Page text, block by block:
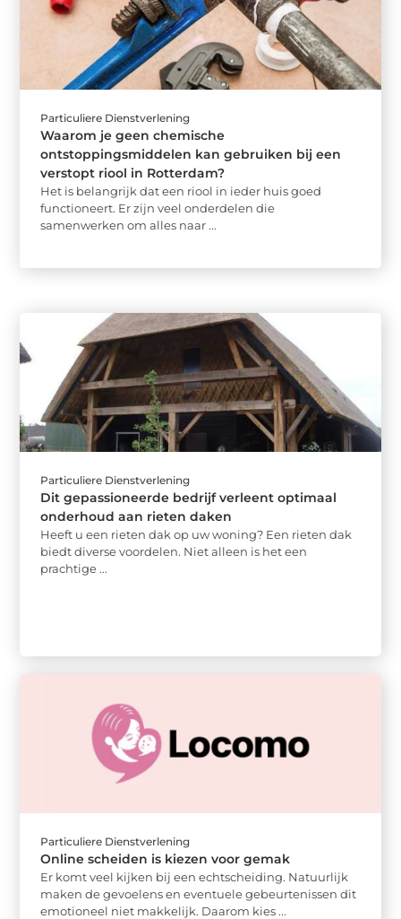
Particuliere Dienstverlening
Waarom je geen chemische
ontstoppingsmiddelen kan gebruiken bij een
verstopt riool in Rotterdam?
Het is belangrijk dat een riool in ieder huis goed
functioneert. Er zijn veel onderdelen die
samenwerken om alles naar ...
Particuliere Dienstverlening
Dit gepassioneerde bedrijf verleent optimaal
onderhoud aan rieten daken
Heeft u een rieten dak op uw woning? Een rieten dak
biedt diverse voordelen. Niet alleen is het een
prachtige ...
Particuliere Dienstverlening
Online scheiden is kiezen voor gemak
Er komt veel kijken bij een echtscheiding. Natuurlijk
maken de gevoelens en eventuele gebeurtenissen dit
emotioneel niet makkelijk. Daarom kies ...